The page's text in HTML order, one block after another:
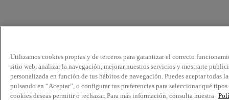
Utilizamos cookies propias y de terceros para garantizar el correcto
sitio web, analizar la navegación, mejorar nuestros servicios y mostrarte
personalizada en función de tus hábitos de navegación. Puedes aceptar todas
pulsando en “Aceptar”, o configurar tus preferencias para seleccionar qué tipos
cookies deseas permitir o rechazar. Para más información, consulta nuestra